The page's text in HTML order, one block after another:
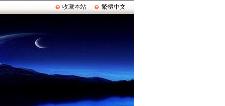
收藏本站 繁體中文